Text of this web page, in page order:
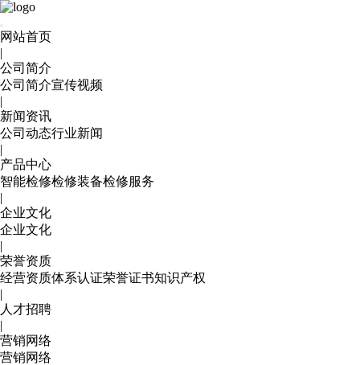
网站首页
|
公司简介
公司简介宣传视频
|
新闻资讯
公司动态行业新闻
|
产品中心
智能检修检修装备检修服务
|
企业文化
企业文化
|
荣誉资质
经营资质体系认证荣誉证书知识产权
|
人才招聘
|
营销网络
营销网络